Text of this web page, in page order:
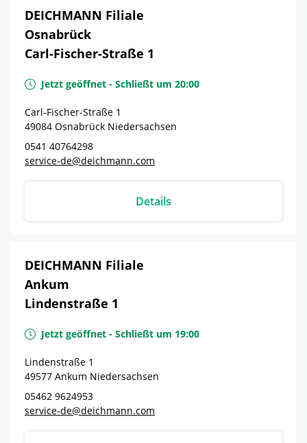
DEICHMANN Filiale
Osnabrück
Carl-Fischer-Straße 1
Jetzt geöffnet - Schließt um 20:00
Carl-Fischer-Straße 1
49084 Osnabrück Niedersachsen
0541 40764298
service-de@deichmann.com
Details
DEICHMANN Filiale
Ankum
Lindenstraße 1
Jetzt geöffnet - Schließt um 19:00
Lindenstraße 1
49577 Ankum Niedersachsen
05462 9624953
service-de@deichmann.com